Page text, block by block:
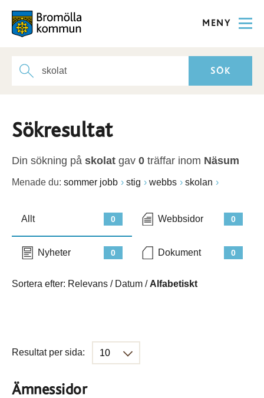
MENY
Sökresultat
Din sökning på skolat gav 0 träffar inom Näsum
Menade du: sommer jobb stig webbs skolan
0
Allt 0
Webbsidor
0
Nyheter 0
Dokument
Sortera efter: Relevans / Datum / Alfabetiskt
Resultat per sida:
Ämnessidor